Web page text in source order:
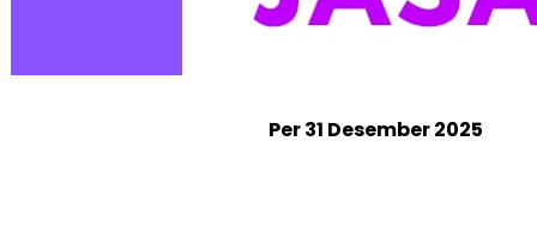
Per 31 Desember 2025